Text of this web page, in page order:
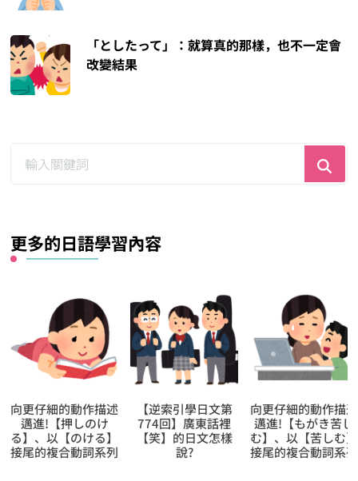
「としたって」：就算真的那樣，也不一定會
改變結果
更多的日語學習內容
向更仔細的動作描述
邁進!【押しのけ
る】、以【のける】
接尾的複合動詞系列
【逆索引學日文第
774回】廣東話裡
【笑】的日文怎樣
說?
向更仔細的動作描述
邁進!【もがき苦し
む】、以【苦しむ】
接尾的複合動詞系列